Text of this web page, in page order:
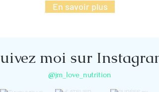
En savoir plus
moi sur Instagram
@jm_love_nutrition